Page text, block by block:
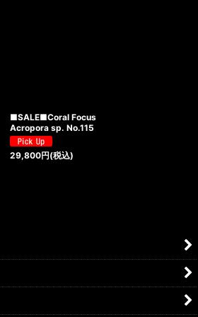
■SALE■Coral Focus
Acropora sp. No.115
29,800円(税込)